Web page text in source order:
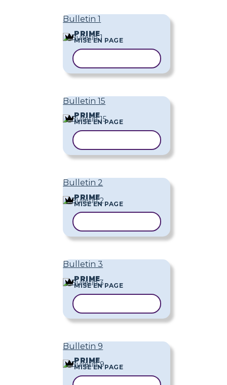
Bulletin 1
PRIME
MISE EN PAGE
Bulletin 15
PRIME
MISE EN PAGE
Bulletin 2
PRIME
MISE EN PAGE
Bulletin 3
PRIME
MISE EN PAGE
Bulletin 9
PRIME
MISE EN PAGE